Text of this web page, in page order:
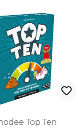
Top Ten